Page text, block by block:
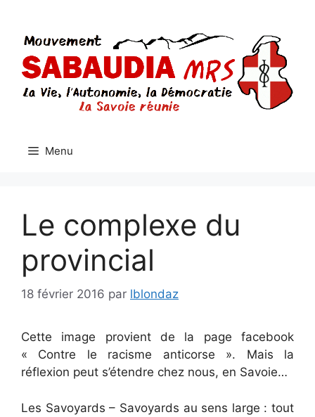
contenu
Menu
Le complexe du
provincial
18 février 2016 par lblondaz
Cette image provient de la page facebook
« Contre le racisme anticorse ». Mais la
réflexion peut s’étendre chez nous, en Savoie…
Les Savoyards – Savoyards au sens large : tout